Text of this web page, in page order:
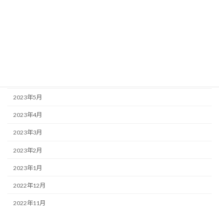
2023年5月
2023年4月
2023年3月
2023年2月
2023年1月
2022年12月
2022年11月